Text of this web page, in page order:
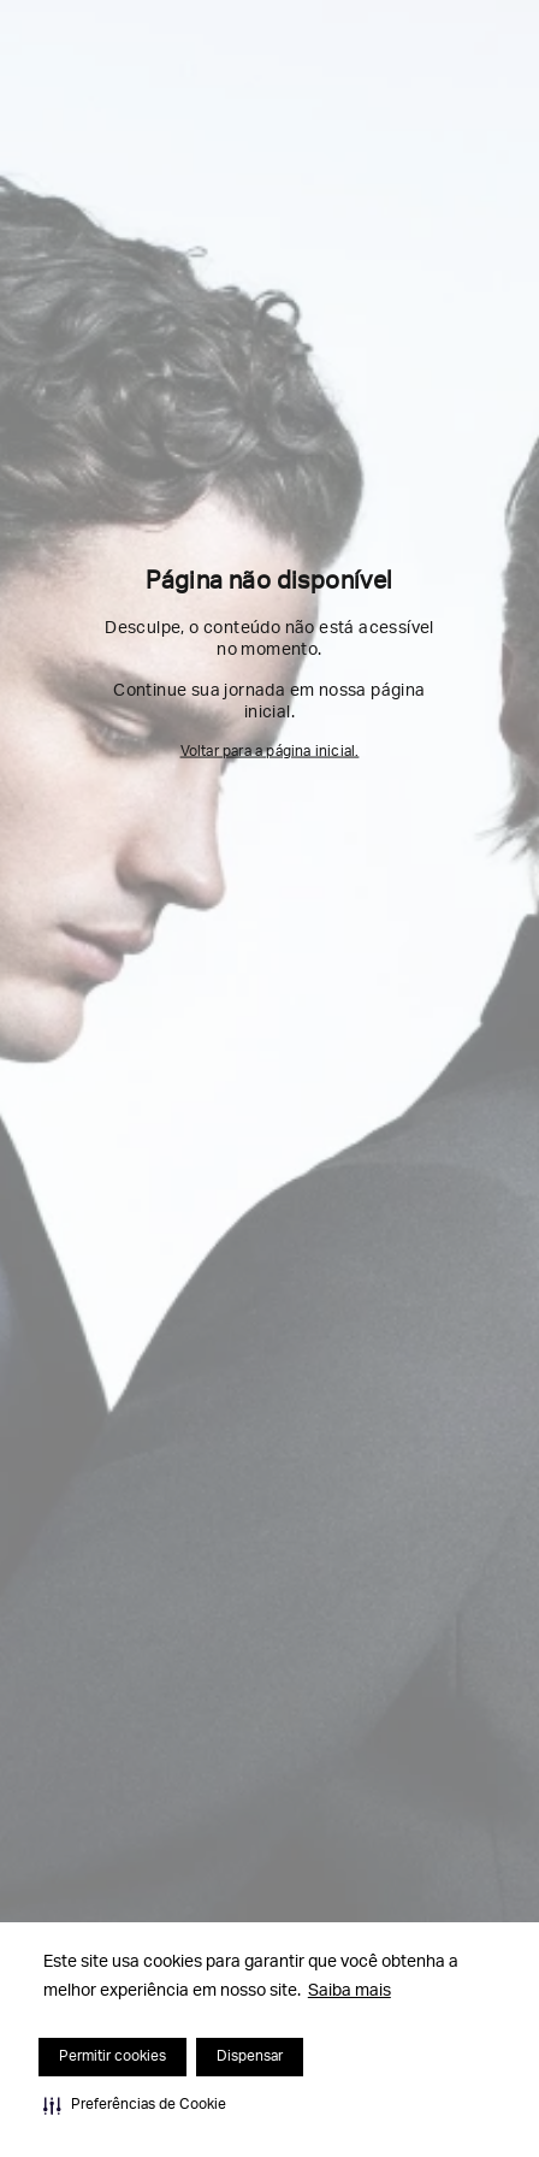
Este site usa cookies para garantir que você obtenha a
melhor experiência em nosso site. Saiba mais
Permitir cookies Dispensar
Preferências de Cookie
Página não disponível
Desculpe, o conteúdo não está acessível
no momento.
Continue sua jornada em nossa página
inicial.
Voltar para a página inicial.